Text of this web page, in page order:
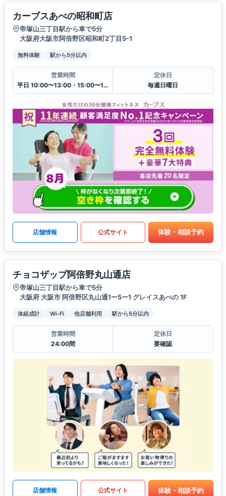
カーブスあべの昭和町店
帝塚山三丁目駅から車で5分
大阪府大阪市阿倍野区昭和町2丁目5-1
無料体験 駅から5分以内
営業時間
平日 10:00〜13:00・15:00〜19:00
定休日
毎週日曜日
店舗情報 公式サイト 体験・相談予約
チョコザップ阿倍野丸山通店
帝塚山三丁目駅から車で5分
大阪府 大阪市 阿倍野区丸山通1ー5ー1 グレイスあべの 1F
体組成計 Wi-Fi 他店舗利用 駅から5分以内
営業時間
24:00間
定休日
要確認
店舗情報 公式サイト 体験・相談予約